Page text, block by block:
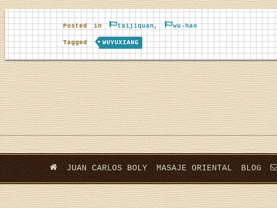
Posted in taijiquan, wu-hao
Tagged WUYUXIANG
JUAN CARLOS BOLY MASAJE ORIENTAL BLOG